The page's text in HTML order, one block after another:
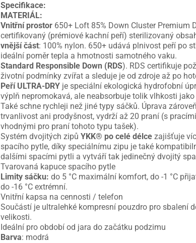
Specifikace:
MATERIÁL:
Vnitřní prostor 650+ Loft 85% Down Cluster Premium
certifikovaný (prémiové kachní peří) sterilizovaný
vnější část: 100% nylon. 650+ udává plnivost peří po
ideální poměr tepla a hmotnosti samotného vaku.
Standard Responsible Down (RDS). RDS certifikuje
životní podmínky zvířat a sleduje je od zdroje až po
Peří ULTRA-DRY je speciální ekologická hydrofobní
výplň nepromokavá, ale neabsorbuje tolik vlhkosti jako
Také schne rychleji než jiné typy sáčků. Úprava
trvanlivost ani prodyšnost, vydrží až 20 praní (s
vhodnými pro praní tohoto typu tašek).
Systém dvojitých zipůYKK® po celé délce zajišťuje
spacího pytle, díky speciálnímu zipu je také
dalšími spacími pytli a vytváří tak jedinečný dvojitý
Tvarovaná kapuce spacího pytle
Limity sáčku: do 5 °C maximální komfort, do -1 °C
do -16 °C extrémní.
Vnitřní kapsa na cennosti / telefon
Součástí je ultralehké kompresní pouzdro pro sbalení
velikosti.
Ideální pro období od jara do začátku podzimu
Barva: modrá